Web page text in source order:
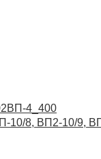
4_400
10/8, ВП2-10/9,